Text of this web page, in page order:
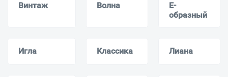
Винтаж Волна
Е-
образный
Игла Классика Лиана